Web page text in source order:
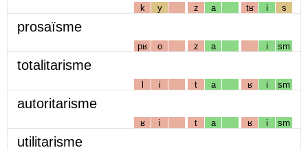
k y z a tʁ i s
prosaïsme
pʁ o z a i sm
totalitarisme
l i t a ʁ i sm
autoritarisme
ʁ i t a ʁ i sm
utilitarisme